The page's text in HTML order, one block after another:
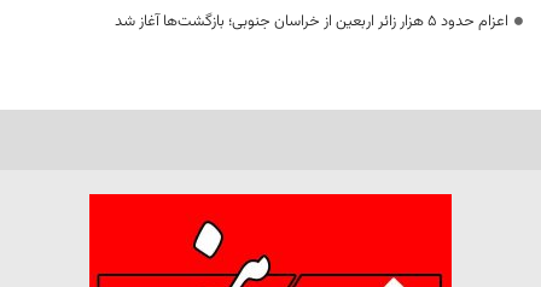
اعزام حدود 5 هزار زائر اربعین از خراسان جنوبی؛ بازگشت‌ها آغاز شد